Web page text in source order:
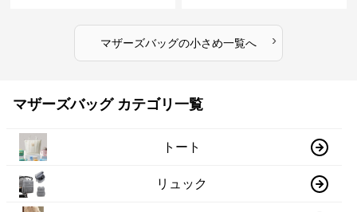
マザーズバッグの小さめ一覧へ ›
マザーズバッグ カテゴリ一覧
トート
リュック